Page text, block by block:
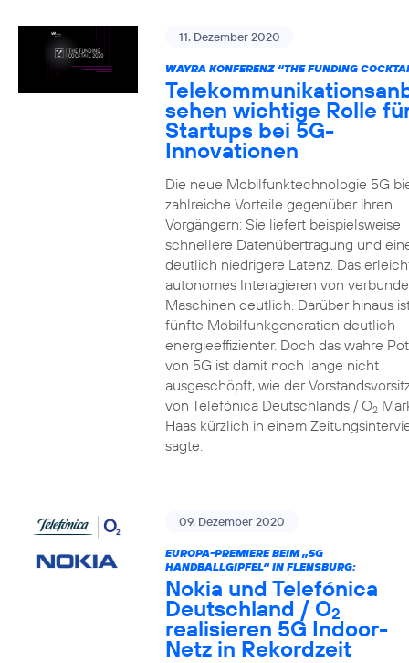
11. Dezember 2020
WAYRA KONFERENZ “THE FUNDING
sehen wichtige Rolle
Startups bei 5G-
Innovationen
Die neue Mobilfunktechnologie 5G
zahlreiche Vorteile gegenüber ihren
Vorgängern: Sie liefert beispielsweise
schnellere Datenübertragung und
deutlich niedrigere Latenz. Das
autonomes Interagieren von
Maschinen deutlich. Darüber hinaus
fünfte Mobilfunkgeneration deutlich
energieeffizienter. Doch das wahre
von 5G ist damit noch lange nicht
ausgeschöpft, wie der
von Telefónica Deutschlands / O2
Haas kürzlich in einem
sagte.
09. Dezember 2020
EUROPA-PREMIERE BEIM „5G
HANDBALLGIPFEL“ IN FLENSBURG:
Nokia und Telefónica
Deutschland / O2
realisieren 5G Indoor-
Netz in Rekordzeit